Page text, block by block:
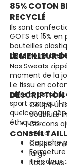
85% COTON
RECYCLÉ
Ils sont
GOTS et 15%
bouteilles
dans notre
LE MEILLEUR
Nos Sweats
moment de la
Le tissu en
offre la
sport sans qu’il
quelconque
éthiques.
DESCRIPTION
Coupe
doublure
Cordons
métal
Capuche
Très doux
CONSEIL
Coupe
large
Nous